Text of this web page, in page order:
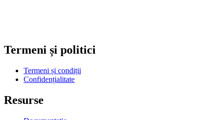
Termeni și politici
Termeni și condiții
Confidențialitate
Resurse